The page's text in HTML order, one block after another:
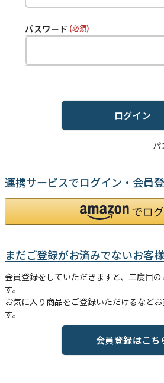
パスワード (必須)
ログイン
パ
連携サービスでログイン・会員
まだご登録がお済みでないお客様
会員登録をしていただきますと、二度目
す。
お気に入り商品をご登録いただけるなど
す。
会員登録はこち